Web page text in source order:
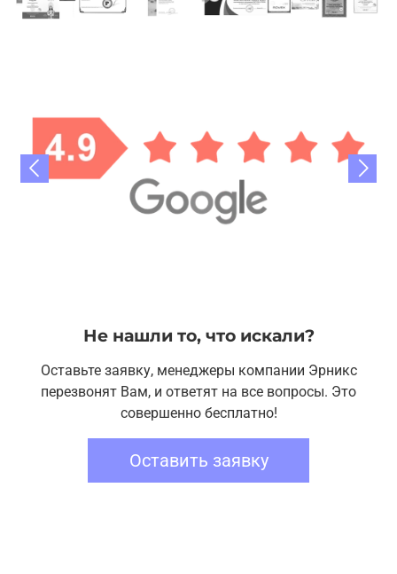
Не нашли то, что искали?
Оставьте заявку, менеджеры компании Эрникс
перезвонят Вам, и ответят на все вопросы. Это
совершенно бесплатно!
Оставить заявку